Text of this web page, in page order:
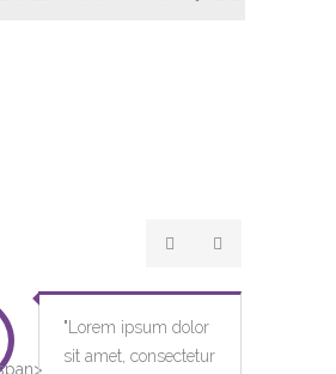
" Lorem ipsum dolor
sit amet, consectetur